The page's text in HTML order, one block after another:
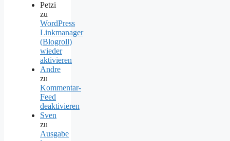
Petzi
zu
WordPress
Linkmanager
(Blogroll)
wieder
aktivieren
Andre
zu
Kommentar-
Feed
deaktivieren
Sven
zu
Ausgabe